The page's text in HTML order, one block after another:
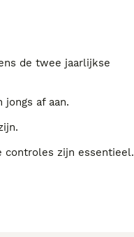
de twee jaarlijkse
af aan.
controles zijn essentieel.